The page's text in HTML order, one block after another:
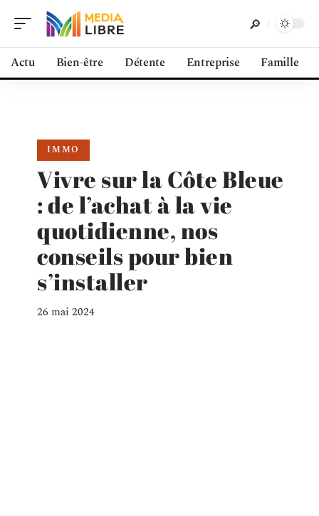
Actu Bien-être Détente Entreprise Famille
IMMO
Vivre sur la Côte Bleue
: de l’achat à la vie
quotidienne, nos
conseils pour bien
s’installer
26 mai 2024